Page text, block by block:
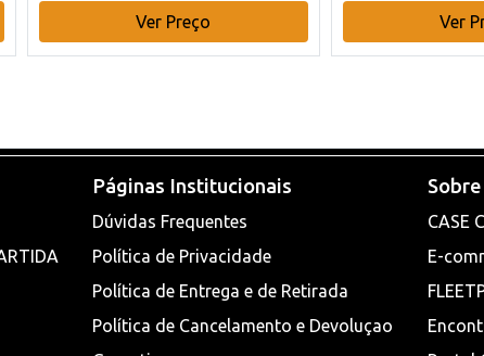
Ver Preço
Ver
Páginas Institucionais
Dúvidas Frequentes
Política de Privacidade
Política de Entrega e de Retirada
Política de Cancelamento e Devoluçao
CASE
E-